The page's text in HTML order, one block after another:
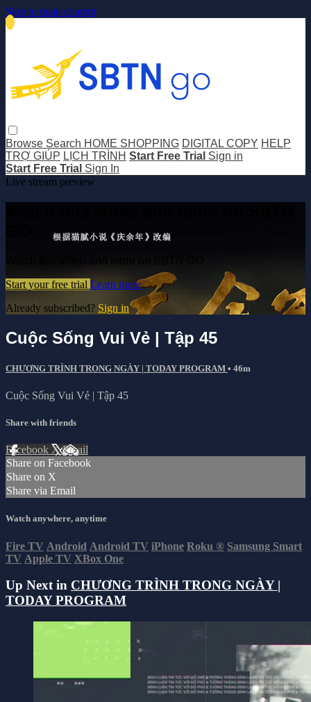
Skip to main content
Browse Search HOME SHOPPING DIGITAL COPY HELP
TRỢ GIÚP LỊCH TRÌNH Start Free Trial Sign in
Start Free Trial Sign In
Live stream preview
Start your free trial Learn more
Already subscribed? Sign in
Cuộc Sống Vui Vẻ | Tập 45
CHƯƠNG TRÌNH TRONG NGÀY | TODAY PROGRAM • 46m
Cuộc Sống Vui Vẻ | Tập 45
Share with friends
Facebook XEmail
Share on Facebook
Share on X
Share via Email
Watch anywhere, anytime
Fire TV Android Android TV iPhone Roku ® Samsung Smart
TV Apple TV XBox One
Up Next in CHƯƠNG TRÌNH TRONG NGÀY |
TODAY PROGRAM